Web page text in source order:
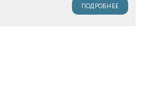
ПОДРОБНЕЕ